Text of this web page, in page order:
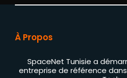
À Propos
SpaceNet Tunisie a
entreprise de référence